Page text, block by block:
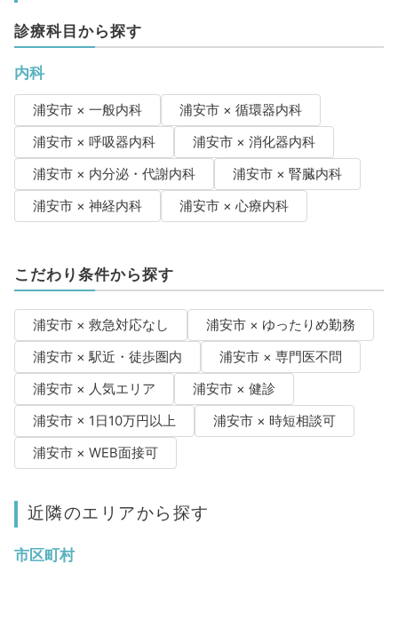
診療科目から探す
内科
浦安市 × 一般内科
浦安市 × 循環器内科
浦安市 × 呼吸器内科
浦安市 × 消化器内科
浦安市 × 内分泌・代謝内科
浦安市 × 腎臓内科
浦安市 × 神経内科
浦安市 × 心療内科
こだわり条件から探す
浦安市 × 救急対応なし
浦安市 × ゆったりめ勤務
浦安市 × 駅近・徒歩圏内
浦安市 × 専門医不問
浦安市 × 人気エリア
浦安市 × 健診
浦安市 × 1日10万円以上
浦安市 × 時短相談可
浦安市 × WEB面接可
近隣のエリアから探す
市区町村